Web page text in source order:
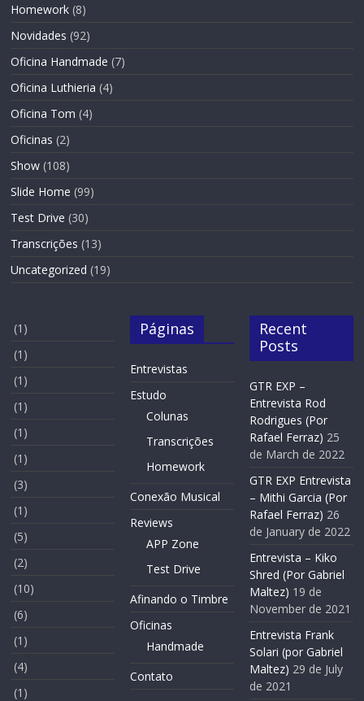
Homework (8)
Novidades (92)
Oficina Handmade (7)
Oficina Luthieria (4)
Oficina Tom (4)
Oficinas (2)
Show (108)
Slide Home (99)
Test Drive (30)
Transcrições (13)
Uncategorized (19)
(1)
(1)
(1)
(1)
(1)
(1)
(3)
(1)
(5)
(2)
(10)
(6)
(1)
(4)
(1)
Páginas
Entrevistas
Estudo
Colunas
Transcrições
Homework
Conexão Musical
Reviews
APP Zone
Test Drive
Afinando o Timbre
Oficinas
Handmade
Contato
Recent
Posts
GTR EXP –
Entrevista Rod
Rodrigues (Por
Rafael Ferraz) 25
de March de 2022
GTR EXP Entrevista
– Mithi Garcia (Por
Rafael Ferraz) 26
de January de 2022
Entrevista – Kiko
Shred (Por Gabriel
Maltez) 19 de
November de 2021
Entrevista Frank
Solari (por Gabriel
Maltez) 29 de July
de 2021